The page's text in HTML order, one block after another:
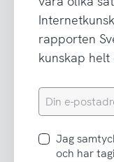
rapporten
kunskap helt
Din
e-
Jag
samtycker
Jag
och har